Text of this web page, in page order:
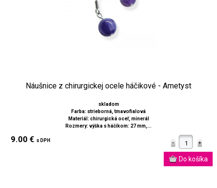
Náušnice z chirurgickej ocele háčikové - Ametyst
skladom
Farba: strieborná, tmavofialová
Materiál: chirurgická oceľ, minerál
Rozmery: výška s háčikom: 27 mm,...
9.00 € s DPH